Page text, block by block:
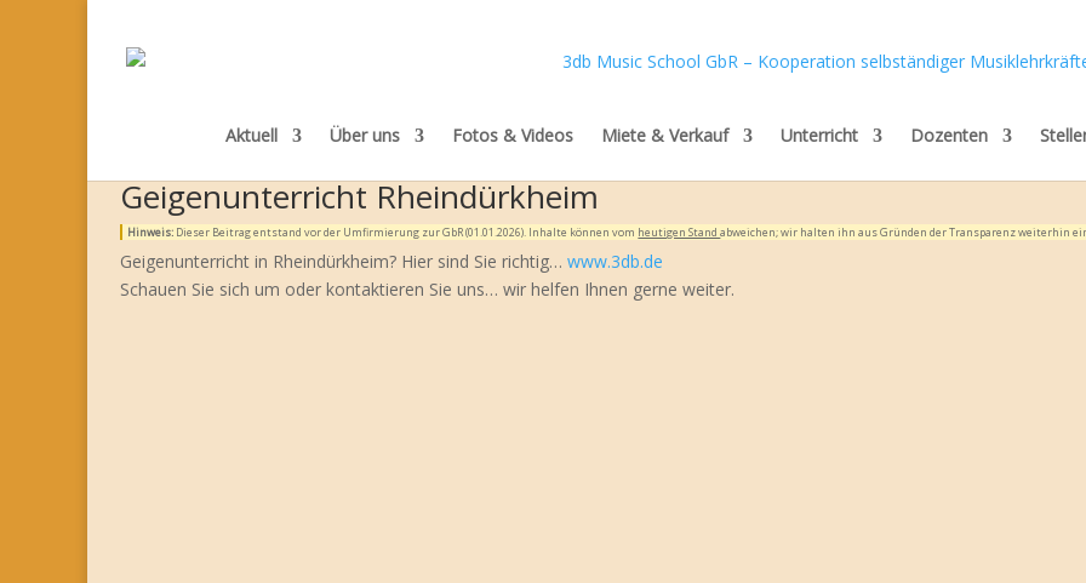
Aktuell Über uns Fotos & Videos Miete & Verkauf Unterricht Dozenten
Geigenunterricht Rheindürkheim
Hinweis: Dieser Beitrag entstand vor der Umfirmierung zur GbR (01.01.2026). Inhalte können vom heutigen Standabweichen; wir halten ihn aus Gründen der Transparenz weiterhin
Geigenunterricht in Rheindürkheim? Hier sind Sie richtig…www.3db.de
Schauen Sie sich um oder kontaktieren Sie uns… wir helfen Ihnen gerne weiter.